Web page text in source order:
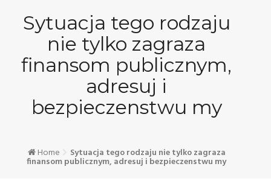
contentSytuacja tego rodzaju
nie tylko zagraza
finansom publicznym,
adresuj i
bezpieczenstwu my
Home Sytuacja tego rodzaju nie tylko zagraza
finansom publicznym, adresuj i bezpieczenstwu my